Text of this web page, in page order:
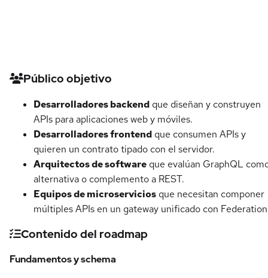
Detalles del curso
Público objetivo
Desarrolladores backend que diseñan y construyen
APIs para aplicaciones web y móviles.
Desarrolladores frontend que consumen APIs y
quieren un contrato tipado con el servidor.
Arquitectos de software que evalúan GraphQL
alternativa o complemento a REST.
Equipos de microservicios que necesitan componer
múltiples APIs en un gateway unificado con
Contenido del roadmap
Fundamentos y schema